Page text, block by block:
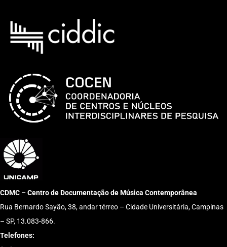
CDMC – Centro de Documentação de Música Contemporânea
Rua Bernardo Sayão, 38, andar térreo – Cidade Universitária, Campinas
– SP, 13.083-866.
Telefones: